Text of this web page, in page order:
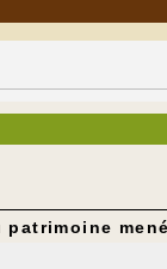
patrimoine